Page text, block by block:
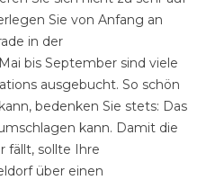
Sie von Anfang an
in der
bis September sind viele
ausgebucht. So schön
bedenken Sie stets: Das
kann. Damit die
fällt, sollte Ihre
über einen